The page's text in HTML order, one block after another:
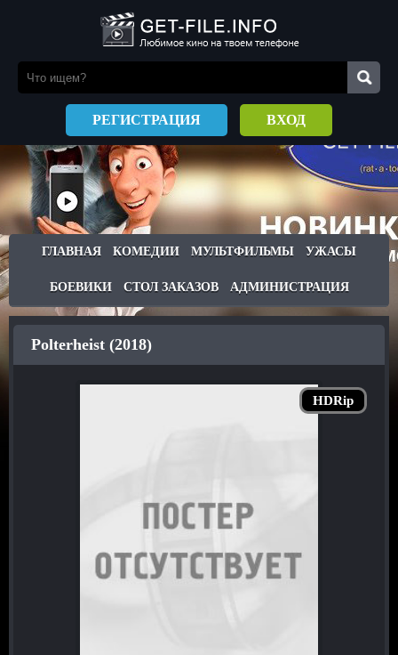
РЕГИСТРАЦИЯ ВХОД
ГЛАВНАЯ КОМЕДИИ МУЛЬТФИЛЬМЫ УЖАСЫ
БОЕВИКИ СТОЛ ЗАКАЗОВ АДМИНИСТРАЦИЯ
HDRip
Polterheist (2018)